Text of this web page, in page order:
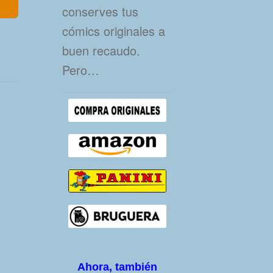
conserves tus
cómics originales a
buen recaudo.
Pero…
Ahora, también